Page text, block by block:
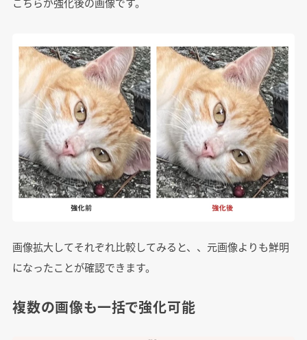
画像拡大してそれぞれ比較してみると、、元画像よりも鮮明
になったことが確認できます。
複数の画像も一括で強化可能